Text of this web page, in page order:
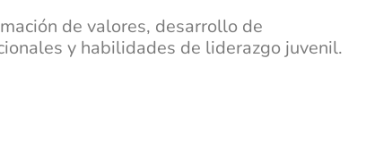
de valores, desarrollo de
y habilidades de liderazgo juvenil.